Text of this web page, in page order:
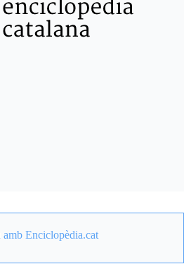
amb Enciclopèdia.cat